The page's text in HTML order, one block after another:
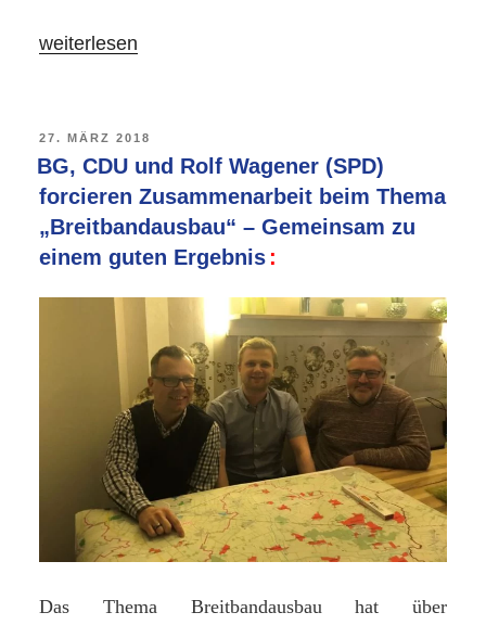
„„Breitband
Welveraner!“
–
So
lautet
das
Ziel
Ratsmitglieds
weiterlesen
VERÖFFENTLICHT
AM
27. MÄRZ 2018
BG, CDU und Rolf Wagener (SPD)
forcieren Zusammenarbeit beim Thema
„Breitbandausbau“ – Gemeinsam zu
einem guten Ergebnis
Das Thema Breitbandausbau hat über